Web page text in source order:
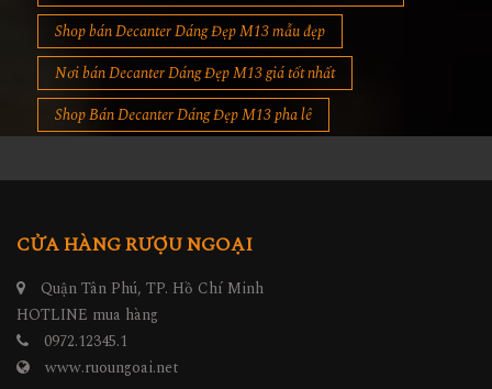
Shop bán Decanter Dáng Đẹp M13 mẫu đẹp
Nơi bán Decanter Dáng Đẹp M13 giá tốt nhất
Shop Bán Decanter Dáng Đẹp M13 pha lê
CỬA HÀNG RƯỢU NGOẠI
Quận Tân Phú, TP. Hồ Chí Minh
HOTLINE mua hàng
0972.12345.1
www.ruoungoai.net